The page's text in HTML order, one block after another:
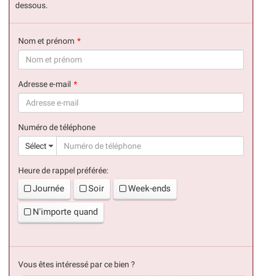
dessous.
Nom et prénom
Adresse e-mail
Numéro de téléphone
Sélect
Heure de rappel préférée:
Journée Soir Week-ends
N'importe quand
Vous êtes intéressé par ce bien ?